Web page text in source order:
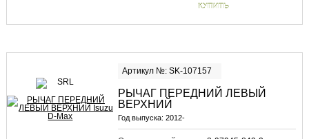
КУПИТЬ
Артикул №: SK-107157
РЫЧАГ ПЕРЕДНИЙ ЛЕВЫЙ
ВЕРХНИЙ
Год выпуска: 2012-